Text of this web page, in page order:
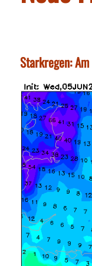
Starkregen: